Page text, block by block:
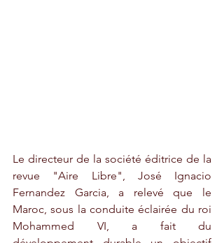
Le directeur de la société éditrice de la
revue "Aire Libre", José Ignacio
Fernandez Garcia, a relevé que le
Maroc, sous la conduite éclairée du roi
Mohammed VI, a fait du